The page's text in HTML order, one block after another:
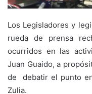
Los Legisladores y
rueda de prensa
ocurridos en las
Juan Guaido, a
de debatir el punto
Zulia.